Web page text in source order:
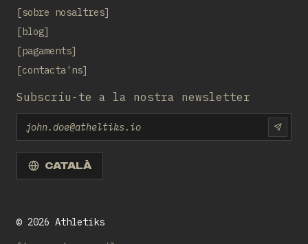
sobre nosaltres
blog
pagaments
contacta'ns
Subscriu-te a la nostra newsletter
Email
CATALÀ
© 2026 Athletiks